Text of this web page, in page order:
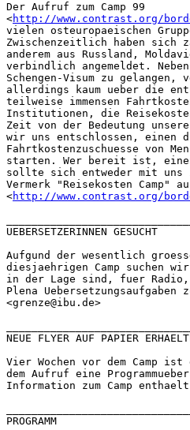
Der Aufruf zum Camp 99
<http://www.contrast.org/
vielen osteuropaeischen
Zwischenzeitlich haben sich
anderem aus Russland,
verbindlich angemeldet.
Schengen-Visum zu
allerdings kaum ueber die
teilweise immensen
Institutionen, die
Zeit von der Bedeutung
wir uns entschlossen, einen
Fahrtkostenzuschuesse von
starten. Wer bereit ist, einen
sollte sich entweder mit uns
Vermerk "Reisekosten Camp"
<http://www.contrast.org/
UEBERSETZERINNEN GESUCHT
Aufgund der wesentlich
diesjaehrigen Camp suchen
in der Lage sind, fuer Radio,
Plena
<grenze@ibu.de>
NEUE FLYER AUF PAPIER
Vier Wochen vor dem Camp
dem Aufruf eine
Information zum Camp
PROGRAMM